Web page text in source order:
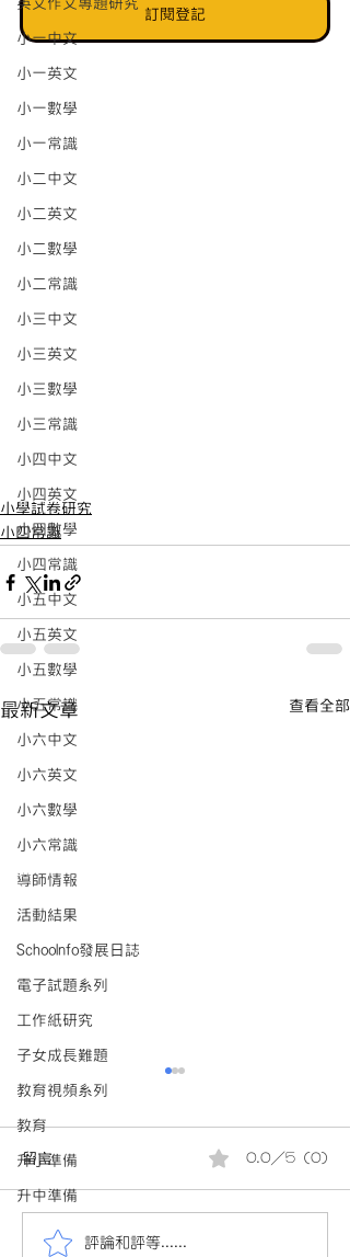
英文作文專題研究
小一中文
小一英文
小一數學
小一常識
小二中文
小二英文
小二數學
小二常識
小三中文
小三英文
小三數學
小三常識
小四中文
小四英文
小四數學
小四常識
小五中文
小五英文
小五數學
小五常識
小六中文
小六英文
小六數學
小六常識
導師情報
活動結果
Schoolnfo發展日誌
電子試題系列
工作紙研究
子女成長難題
教育視頻系列
教育
升小準備
升中準備
訂閱登記
小學試卷研究
小四常識
最新文章 查看全部
會員投稿(880)24/25小三
留言 0.0／5 (0)
評論和評等......